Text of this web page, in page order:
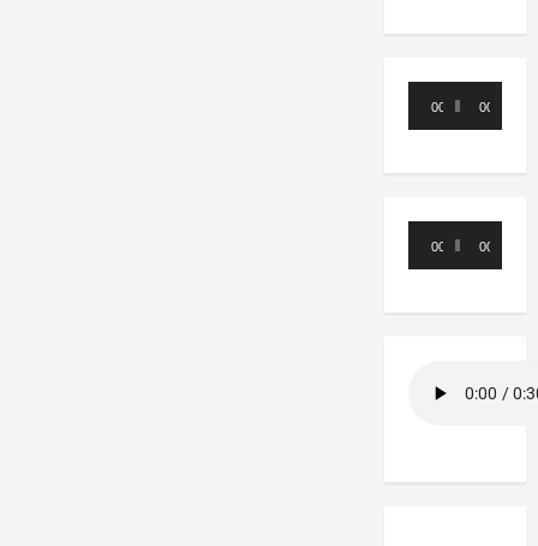
Reproductor
de
00:00 00:00
Reproductor
de
00:00 00:00